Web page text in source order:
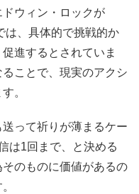
ウィン・ロックが
は、具体的で挑戦的か
進するとされていま
ことで、現実のアクシ
。
って祈りが薄まるケー
は1回まで、と決める
のものに価値があるの